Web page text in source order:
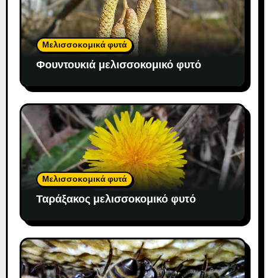
Μελισσοκομικά φυτά
Φουντουκιά μελισσοκομικό φυτό
Μελισσοκομικά φυτά
Ταράξακος μελισσοκομικό φυτό